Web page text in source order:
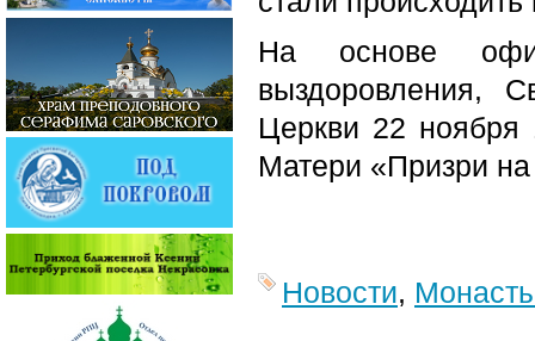
На основе
выздоровления,
Церкви 22 ноября
Матери «Призри
Новости,